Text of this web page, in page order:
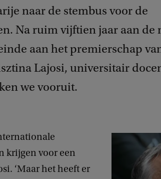
naar de stembus voor de
Na ruim vijftien jaar aan de
aan het premierschap
Lajosi, universitair
we vooruit.
krijgen voor een
‘Maar het heeft er